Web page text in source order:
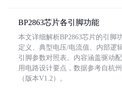
BP2863芯片各引脚功能
本文详细解析BP2863芯片的引脚
定义、典型电压/电流值、内部逻
引脚参数对照表。内容涵盖驱动
用电路设计要点，数据参考自杭
（版本V1.2）。